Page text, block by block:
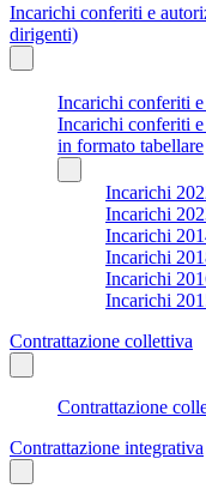
Incarichi conferiti e
dirigenti)
Incarichi conferiti
Incarichi conferiti
in formato tabellare
Incarichi
Incarichi
Incarichi
Incarichi
Incarichi
Incarichi
Contrattazione collettiva
Contrattazione
Contrattazione integrativa